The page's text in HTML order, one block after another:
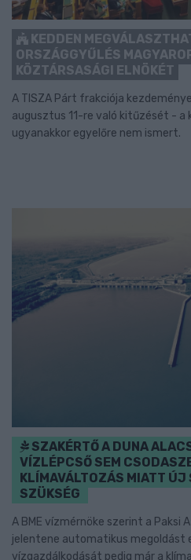
KEDDEN
ORSZÁGGYŰLÉS
KÖZTÁRSASÁGI ELNÖKÉT
A TISZA Párt frakciója
augusztus 11-re való kitűzését -
ugyanakkor egyelőre nem ismert.
SZAKÉRTŐ A DUNA
VÍZLÉPCSŐ SEM
KLÍMAVÁLTOZÁS MIATT ÚJ
SZÜKSÉG
A BME vízmérnöke szerint a Paksi
jelentene automatikus megoldást
vízgazdálkodását pedig már a